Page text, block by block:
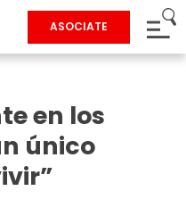
ASOCIATE
en los
único